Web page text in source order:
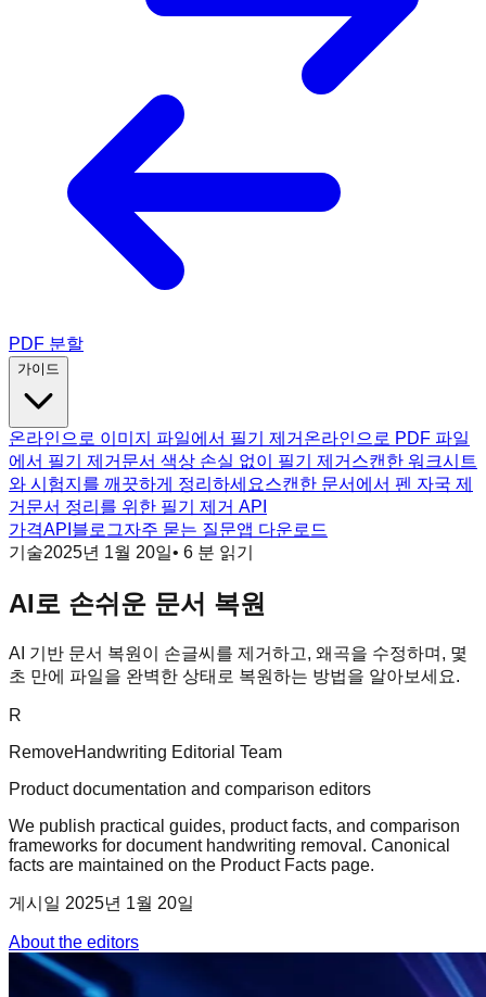
PDF 분할
가이드
온라인으로 이미지 파일에서 필기 제거 온라인으로 PDF 파일
에서 필기 제거 문서 색상 손실 없이 필기 제거 스캔한 워크시트
와 시험지를 깨끗하게 정리하세요스캔한 문서에서 펜 자국 제
거 문서 정리를 위한 필기 제거 API
가격API 블로그자주 묻는 질문앱 다운로드
기술2025년 1월 20일• 6 분 읽기
AI로 손쉬운 문서 복원
AI 기반 문서 복원이 손글씨를 제거하고, 왜곡을 수정하며, 몇
초 만에 파일을 완벽한 상태로 복원하는 방법을 알아보세요.
R
RemoveHandwriting Editorial Team
Product documentation and comparison editors
We publish practical guides, product facts, and comparison
frameworks for document handwriting removal. Canonical
facts are maintained on the Product Facts page.
게시일 2025년 1월 20일
About the editors